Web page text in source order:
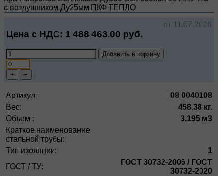
с воздушником Ду25мм ПКФ ТЕПЛО
от 11.07.2026
Цена с НДС: 1 488 463.00 руб.
Добавить в корзину
+ −
Артикул:
08-0040108
Вес:
458.38 кг.
Объем :
3.195 м3
Краткое наименование
стальной трубы:
Тип изоляции:
1
ГОСТ / ТУ:
ГОСТ 30732-2006 / ГОСТ
30732-2020